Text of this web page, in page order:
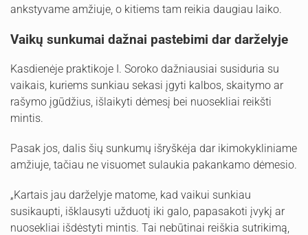
ankstyvame amžiuje, o kitiems tam reikia daugiau laiko.
Vaikų sunkumai dažnai pastebimi dar darželyje
Kasdienėje praktikoje I. Soroko dažniausiai susiduria su
vaikais, kuriems sunkiau sekasi įgyti kalbos, skaitymo ar
rašymo įgūdžius, išlaikyti dėmesį bei nuosekliai reikšti
mintis.
Pasak jos, dalis šių sunkumų išryškėja dar ikimokykliniame
amžiuje, tačiau ne visuomet sulaukia pakankamo dėmesio.
„Kartais jau darželyje matome, kad vaikui sunkiau
susikaupti, išklausyti užduotį iki galo, papasakoti įvykį ar
nuosekliai išdėstyti mintis. Tai nebūtinai reiškia sutrikimą,